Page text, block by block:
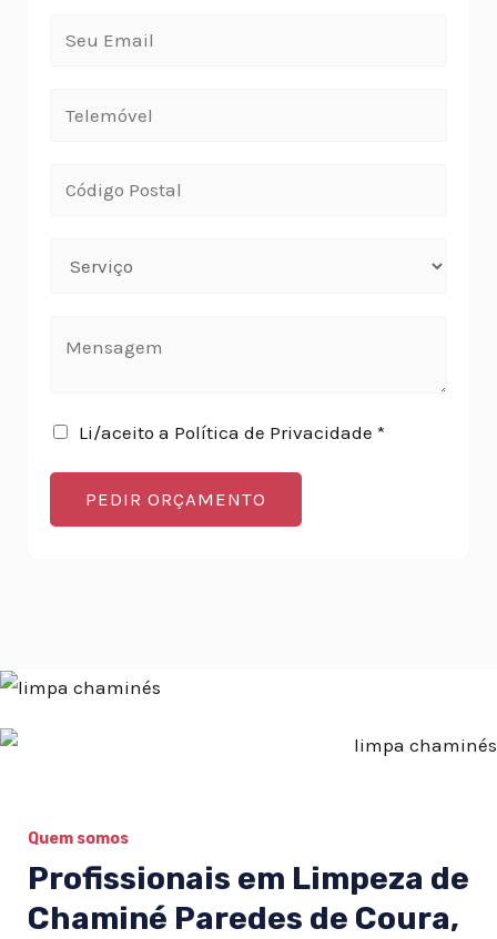
Li/aceito a Política de Privacidade *
PEDIR ORÇAMENTO
Quem somos
Profissionais em Limpeza de
Chaminé Paredes de Coura,